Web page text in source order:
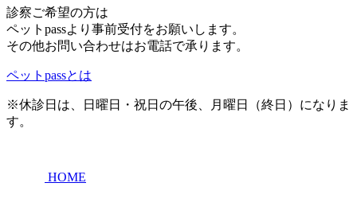
診察ご希望の方は
ペットpassより事前受付をお願いします。
その他お問い合わせはお電話で承ります。
ペットpassとは
※休診日は、日曜日・祝日の午後、月曜日（終日）になりま
す。
HOME